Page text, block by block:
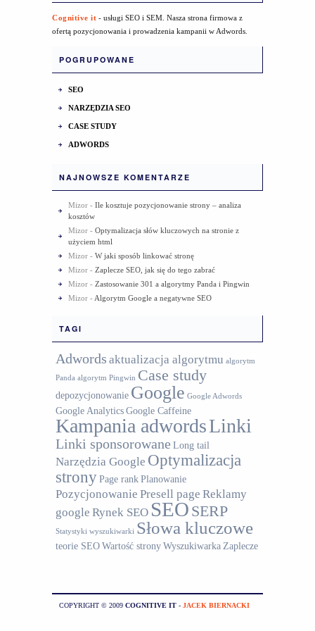
Cognitive it - usługi SEO i SEM. Nasza strona firmowa z
ofertą pozycjonowania i prowadzenia kampanii w Adwords.
POGRUPOWANE
SEO
NARZĘDZIA SEO
CASE STUDY
ADWORDS
NAJNOWSZE KOMENTARZE
Mizor - Ile kosztuje pozycjonowanie strony – analiza
kosztów
Mizor - Optymalizacja słów kluczowych na stronie z
użyciem html
Mizor - W jaki sposób linkować stronę
Mizor - Zaplecze SEO, jak się do tego zabrać
Mizor - Zastosowanie 301 a algorytmy Panda i Pingwin
Mizor - Algorytm Google a negatywne SEO
TAGI
Adwords aktualizacja algorytmu algorytm
Panda algorytm Pingwin Case study
depozycjonowanie Google Google Adwords
Google AnalyticsGoogle Caffeine
Kampania adwordsLinki
Linki sponsorowane Long tail
Narzędzia Google Optymalizacja
stronyPage rankPlanowanie
Pozycjonowanie Presell page Reklamy
google Rynek SEO SEO SERP
Statystyki wyszukiwarki Słowa kluczowe
teorie SEOWartość stronyWyszukiwarka Zaplecze
COPYRIGHT © 2009 COGNITIVE IT - JACEK BIERNACKI